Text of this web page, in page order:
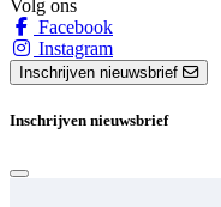
Volg ons
Facebook
Instagram
Inschrijven nieuwsbrief
Inschrijven nieuwsbrief